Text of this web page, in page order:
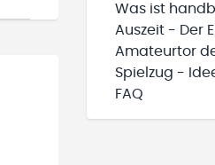
Was ist
Auszeit - Der
Amateurtor
Spielzug -
FAQ